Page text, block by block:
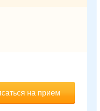
на прием